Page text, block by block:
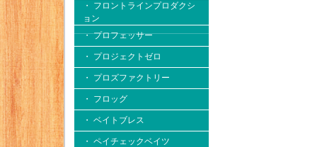
・ フロントラインプロダクシ
ョン
・ プロフェッサー
・ プロジェクトゼロ
・ プロズファクトリー
・ フロッグ
・ ベイトブレス
・ ペイチェックベイツ